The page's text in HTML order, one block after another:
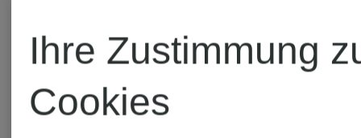
Ihre Zustimmung
Cookies